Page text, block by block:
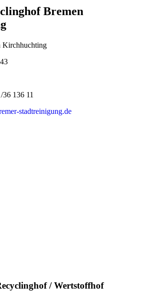
Bremen
Kirchhuchting
136 11
stadtreinigung.de
/ Wertstoffhof